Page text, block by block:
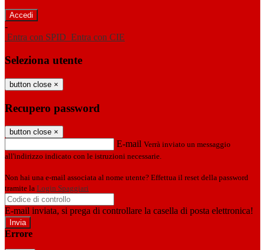
-
Entra con SPID Entra con CIE
Seleziona utente
button close ×
Recupero password
button close ×
E-mail Verrà inviato un messaggio
all'indirizzo indicato con le istruzioni necessarie.
Non hai una e-mail associata al nome utente? Effettua il reset della password
tramite la Login Spaggiari
E-mail inviata, si prega di controllare la casella di posta elettronica!
Errore